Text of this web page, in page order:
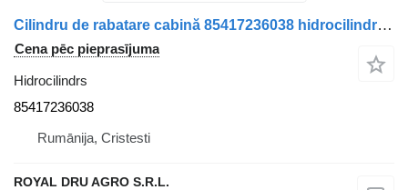
Cilindru de rabatare cabină 85417236038 hidrocilindrs paredzēts MAN 8541723 6038 11 (cod 14155) kravas automašīnas
Cena pēc pieprasījuma
Hidrocilindrs
85417236038
Rumānija, Cristesti
ROYAL DRU AGRO S.R.L.